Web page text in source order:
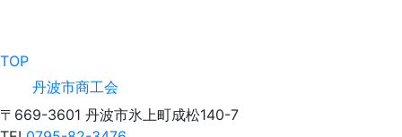
TOP
丹波市商工会
〒669-3601 丹波市氷上町成松140-7